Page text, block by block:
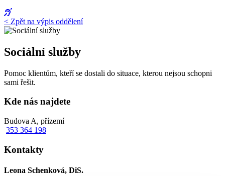
< Zpět na výpis oddělení
Sociální služby
Pomoc klientům, kteří se dostali do situace, kterou nejsou schopni
sami řešit.
Kde nás najdete
Budova A, přízemí
353 364 198
Kontakty
Leona Schenková, DiS.